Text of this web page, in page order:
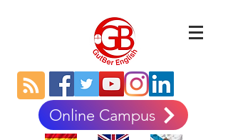
Online Campus